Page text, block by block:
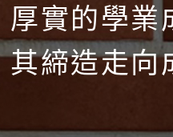
厚實的學業
其締造走向